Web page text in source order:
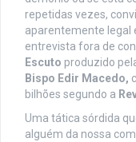
repetidas vezes,
aparentemente legal
entrevista fora de
Escuto produzido
Bispo Edir Macedo,
bilhões segundo a
Uma tática sórdida
alguém da nossa